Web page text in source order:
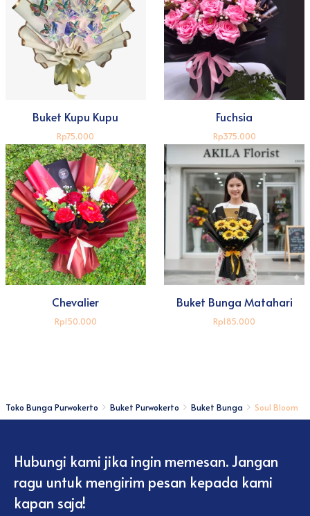
Buket Kupu Kupu
Rp75.000
Fuchsia
Rp375.000
Chevalier
Rp150.000
Buket Bunga Matahari
Rp185.000
Toko Bunga Purwokerto Buket Purwokerto Buket Bunga Soul Bloom
Hubungi kami jika ingin memesan. Jangan
ragu untuk mengirim pesan kepada kami
kapan saja!